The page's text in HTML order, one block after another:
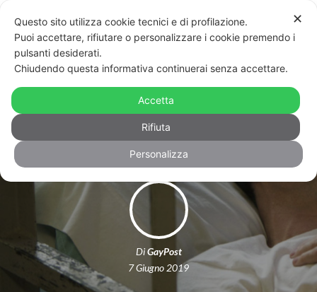
Padova, coppia gay in cella insieme: il
no del sindacato di Polizia
DiGayPost
7 Giugno 2019
✕
Questo sito utilizza cookie tecnici e di profilazione.
Puoi accettare, rifiutare o personalizzare i cookie premendo i
pulsanti desiderati.
Chiudendo questa informativa continuerai senza accettare.
Accetta
Rifiuta
Personalizza